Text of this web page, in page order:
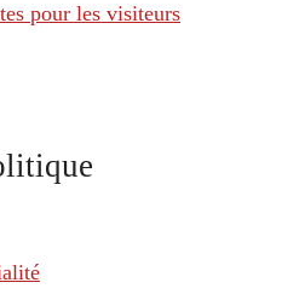
pour les visiteurs